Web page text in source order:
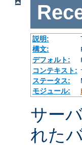
説明:
構文:
デフォルト:
コンテキスト:
ステータス:
モジュール:
サー
れた